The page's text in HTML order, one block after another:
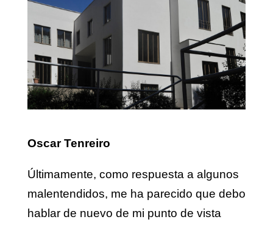
Oscar Tenreiro
Últimamente, como respuesta a algunos
malentendidos, me ha parecido que debo
hablar de nuevo de mi punto de vista